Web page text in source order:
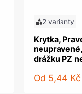
2 varianty
Krytka,
drážku PZ
Od 5,44 Kč